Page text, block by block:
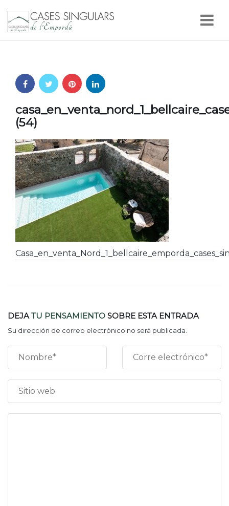
(54)
DEJATU PENSAMIENTO SOBRE ESTA ENTRADA
Su dirección de correo electrónico no será publicada.